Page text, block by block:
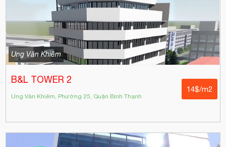
Ung Văn Khiêm
B&L TOWER 2
Ung Văn Khiêm, Phường 25, Quận Bình Thạnh
14$/m2